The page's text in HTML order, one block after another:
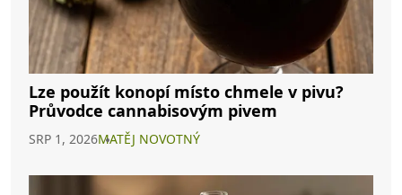
Lze použít konopí místo chmele v pivu?
Průvodce cannabisovým pivem
SRP 1, 2026MATĚJ NOVOTNÝ